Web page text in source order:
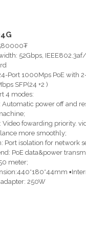
52Gbps,
Port 1000Mps PoE with
SFP(24 +2 )
4 modes:
Automatic power off and
Video fowarding priority.
more smoothly;
Port isolation for network
PoE data&power
meter;
250W